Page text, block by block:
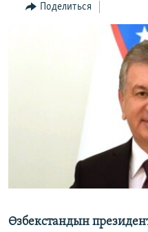
Поделиться
Өзбекстандын